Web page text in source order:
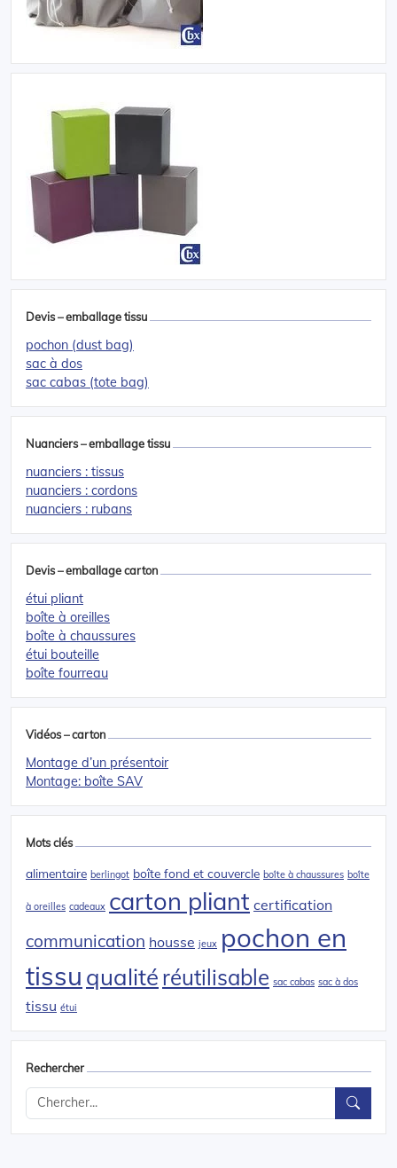
Devis – emballage tissu
pochon (dust bag)
sac à dos
sac cabas (tote bag)
Nuanciers – emballage tissu
nuanciers : tissus
nuanciers : cordons
nuanciers : rubans
Devis – emballage carton
étui pliant
boîte à oreilles
boîte à chaussures
étui bouteille
boîte fourreau
Vidéos – carton
Montage d’un présentoir
Montage: boîte SAV
Mots clés
alimentaire berlingot boîte fond et couvercle boîte à chaussures boîte
à oreilles cadeaux carton pliant certification
communication housse jeux pochon en
tissu qualité réutilisable sac cabas sac à dos
tissu étui
Rechercher